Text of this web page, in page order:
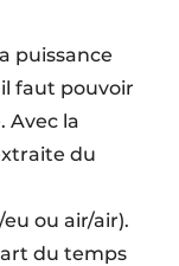
puissance
faut pouvoir
Avec la
du
ou air/air).
du temps